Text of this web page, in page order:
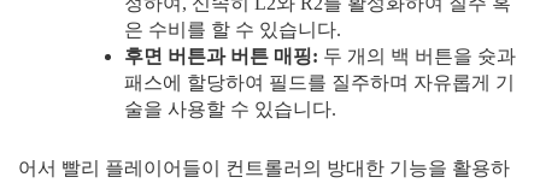
은 수비를 할 수 있습니다.
후면 버튼과 버튼 매핑: 두 개의 백 버튼을 슛과
패스에 할당하여 필드를 질주하며 자유롭게 기
술을 사용할 수 있습니다.
어서 빨리 플레이어들이 컨트롤러의 방대한 기능을 활용하